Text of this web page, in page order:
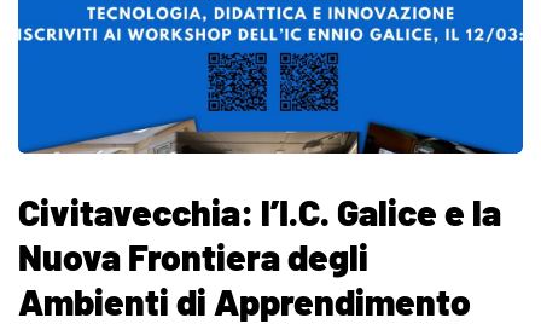
Civitavecchia: l’I.C. Galice e la
Nuova Frontiera degli
Ambienti di Apprendimento